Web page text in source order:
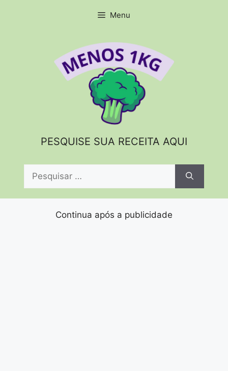
Menu
PESQUISE SUA RECEITA AQUI
Pesquisar
Continua após a publicidade